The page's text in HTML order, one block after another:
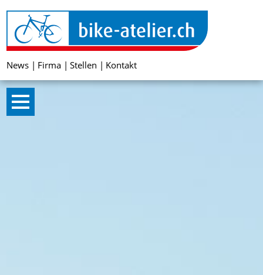
News Firma Stellen Kontakt